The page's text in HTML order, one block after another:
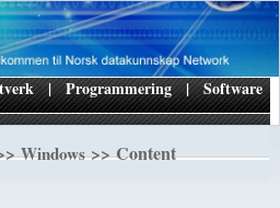
| Programmering | Software
Windows>> Content